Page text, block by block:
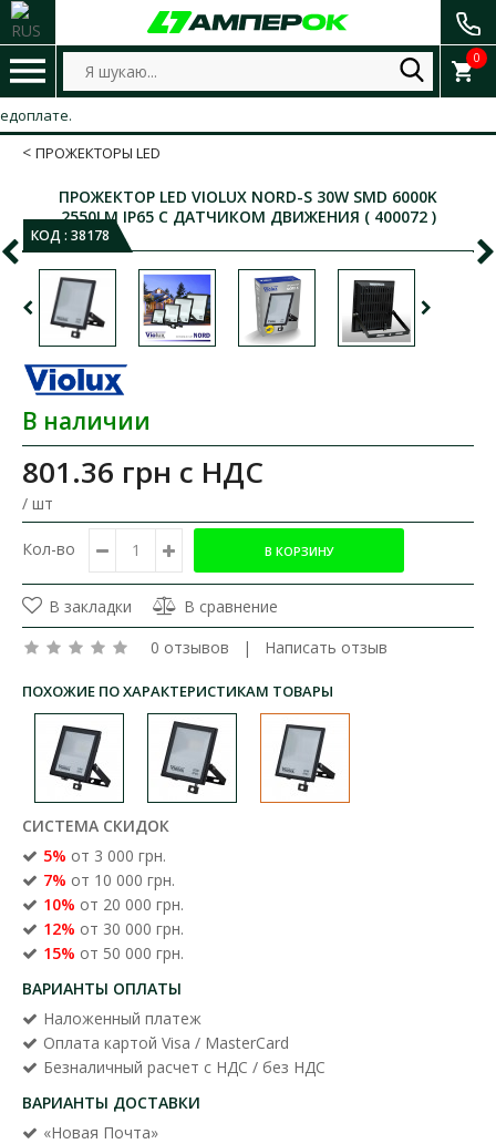
0
ПРОЖЕКТОРЫ LED
ПРОЖЕКТОР LED VIOLUX NORD-S 30W SMD 6000K
2550LM IP65 С ДАТЧИКОМ ДВИЖЕНИЯ ( 400072 )
КОД : 38178
В наличии
801.36 грн с НДС
/ шт
Кол-во
В закладки
В сравнение
0 отзывов | Написать отзыв
ПОХОЖИЕ ПО ХАРАКТЕРИСТИКАМ ТОВАРЫ
СИСТЕМА СКИДОК
5% от 3 000 грн.
7% от 10 000 грн.
10% от 20 000 грн.
12% от 30 000 грн.
15% от 50 000 грн.
ВАРИАНТЫ ОПЛАТЫ
Наложенный платеж
Оплата картой Visa / MasterCard
Безналичный расчет с НДС / без НДС
ВАРИАНТЫ ДОСТАВКИ
«Новая Почта»